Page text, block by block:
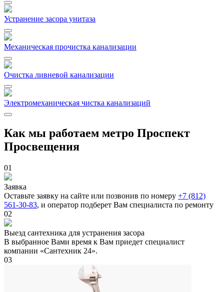
Устранение засора унитаза
Механическая прочистка канализации
Очистка ливневой канализации
Электромеханическая чистка канализаций
Как мы работаем метро Проспект
Просвещения
01
Заявка
Оставьте заявку на сайте или позвонив по номеру +7 (812)
561-30-83, и оператор подберет Вам специалиста по ремонту
02
Выезд сантехника для устранения засора
В выбранное Вами время к Вам приедет специалист
компании «Сантехник 24».
03